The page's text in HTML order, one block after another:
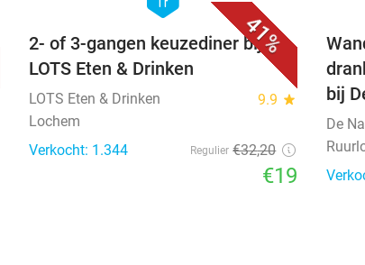
41%
2- of 3-gangen keuzediner bij
LOTS Eten & Drinken
LOTS Eten & Drinken 9.9 star
Lochem
Verkocht: 1.344
Regulier €32,20
€19
bij
De